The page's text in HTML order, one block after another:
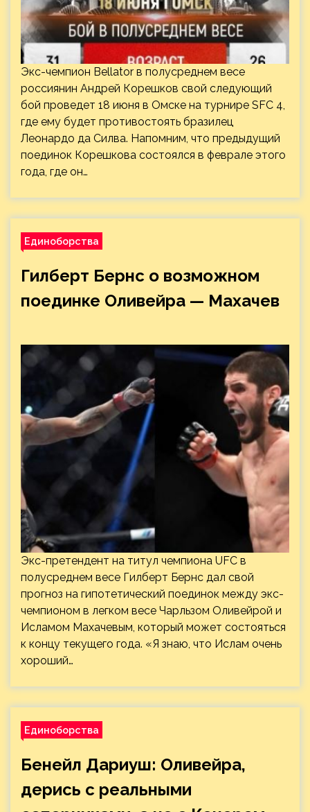
Экс-чемпион Bellator в полусреднем весе
россиянин Андрей Корешков свой следующий
бой проведет 18 июня в Омске на турнире SFC 4,
где ему будет противостоять бразилец
Леонардо да Силва. Напомним, что предыдущий
поединок Корешкова состоялся в феврале этого
года, где он…
Единоборства
Гилберт Бернс о возможном
поединке Оливейра — Махачев
Экс-претендент на титул чемпиона UFC в
полусреднем весе Гилберт Бернс дал свой
прогноз на гипотетический поединок между экс-
чемпионом в легком весе Чарльзом Оливейрой и
Исламом Махачевым, который может состояться
к концу текущего года. «Я знаю, что Ислам очень
хороший…
Единоборства
Бенейл Дариуш: Оливейра,
дерись с реальными